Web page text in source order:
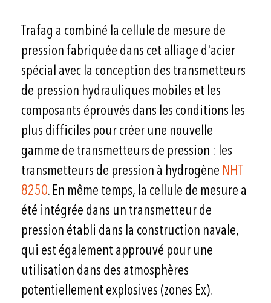
Trafag a combiné la cellule de mesure de
pression fabriquée dans cet alliage d'acier
spécial avec la conception des transmetteurs
de pression hydrauliques mobiles et les
composants éprouvés dans les conditions les
plus difficiles pour créer une nouvelle
gamme de transmetteurs de pression : les
transmetteurs de pression à hydrogène NHT
8250. En même temps, la cellule de mesure a
été intégrée dans un transmetteur de
pression établi dans la construction navale,
qui est également approuvé pour une
utilisation dans des atmosphères
potentiellement explosives (zones Ex).